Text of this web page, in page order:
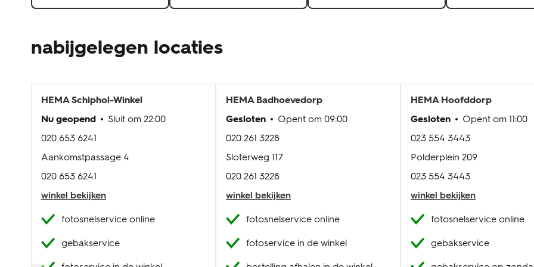
nabijgelegen locaties
HEMA Schiphol-Winkel
Nu geopend
Sluit om 22:00
020 653 6241
Aankomstpassage 4
020 653 6241
winkel bekijken
fotosnelservice online
gebakservice
HEMA Badhoevedorp
Gesloten
Opent om 09:00
020 261 3228
Sloterweg 117
020 261 3228
winkel bekijken
fotosnelservice online
fotoservice in de winkel
HEMA Hoofddorp
Gesloten
Opent om 11:00
023 554 3443
Polderplein 209
023 554 3443
winkel bekijken
fotosnelservice online
gebakservice